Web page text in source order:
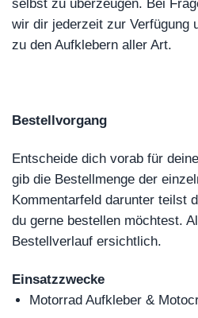
selbst zu überzeugen. Bei
wir dir jederzeit zur Verfügung
zu den Aufklebern aller Art.
Bestellvorgang
Entscheide dich vorab für
gib die Bestellmenge der
Kommentarfeld darunter teilst
du gerne bestellen möchtest.
Bestellverlauf ersichtlich.
Einsatzzwecke
Motorrad Aufkleber &